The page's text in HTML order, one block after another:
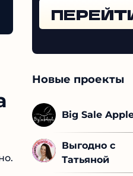
ПЕРЕЙТИ
Новые проекты
Big Sale Apple
Выгодно с
Татьяной